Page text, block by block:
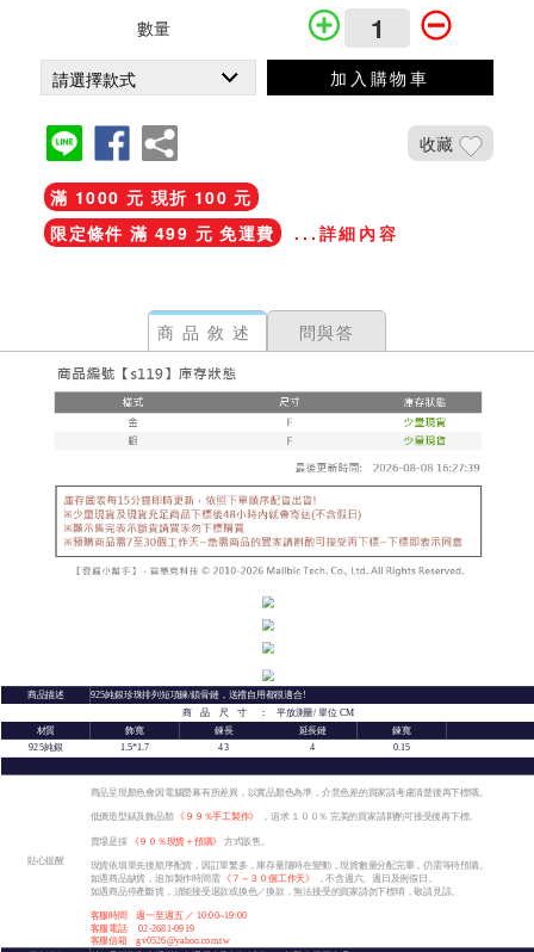
數量
加入購物車
收藏
滿 1000 元 現折 100 元
限定條件 滿 499 元 免運費
...詳細內容
商品敘述 問與答